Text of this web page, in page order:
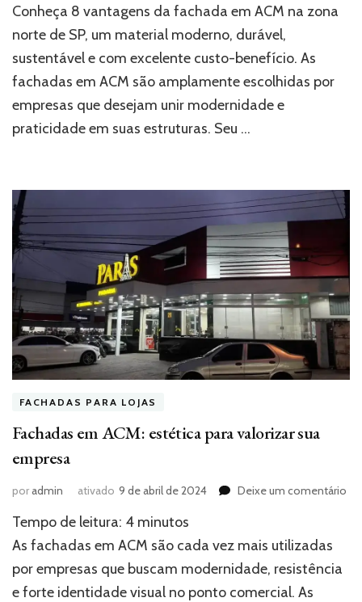
ACM
Zona
Norte:
vantagens
para
seu
Conheça 8 vantagens da fachada em ACM na zona
norte de SP, um material moderno, durável,
sustentável e com excelente custo-benefício. As
fachadas em ACM são amplamente escolhidas por
empresas que desejam unir modernidade e
praticidade em suas estruturas. Seu …
FACHADAS PARA LOJAS
Fachadas em ACM: estética para valorizar sua
empresa
poradmin ativado 9 de abril de 2024 Deixe um comentário
Tempo de leitura: 4 minutos
As fachadas em ACM são cada vez mais utilizadas
por empresas que buscam modernidade, resistência
e forte identidade visual no ponto comercial. As